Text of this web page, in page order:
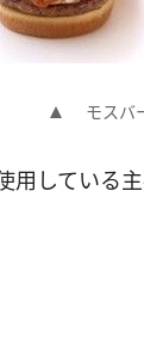
モスバ
用している